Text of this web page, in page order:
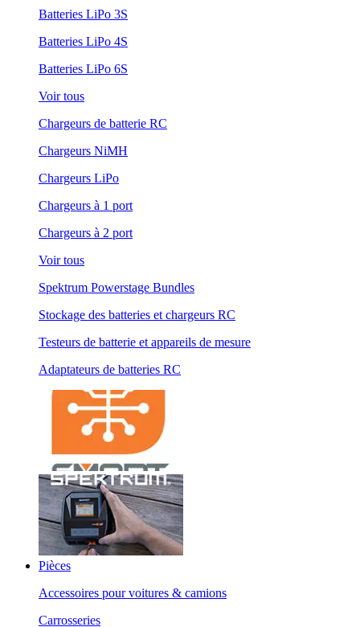
Batteries LiPo 3S
Batteries LiPo 4S
Batteries LiPo 6S
Voir tous
Chargeurs de batterie RC
Chargeurs NiMH
Chargeurs LiPo
Chargeurs à 1 port
Chargeurs à 2 port
Voir tous
Spektrum Powerstage Bundles
Stockage des batteries et chargeurs RC
Testeurs de batterie et appareils de mesure
Adaptateurs de batteries RC
Pièces
Accessoires pour voitures & camions
Carrosseries